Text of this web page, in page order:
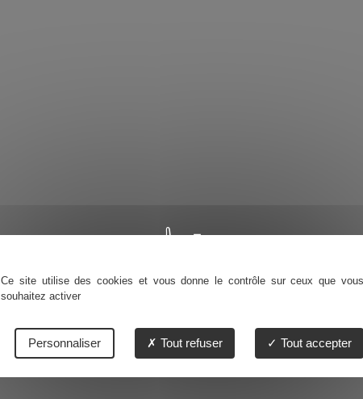
Ce site utilise des cookies et vous donne le contrôle sur ceux que vous
souhaitez activer
Tout accepter
Tout refuser
Personnaliser